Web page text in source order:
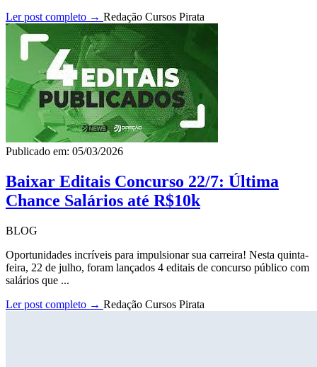
Ler post completo → Redação Cursos Pirata
Publicado em: 05/03/2026
Baixar Editais Concurso 22/7: Última
Chance Salários até R$10k
BLOG
Oportunidades incríveis para impulsionar sua carreira! Nesta quinta-
feira, 22 de julho, foram lançados 4 editais de concurso público com
salários que ...
Ler post completo → Redação Cursos Pirata